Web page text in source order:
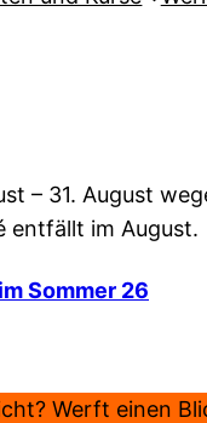
– 31. August
entfällt im August.
Sommer 26
Werft einen